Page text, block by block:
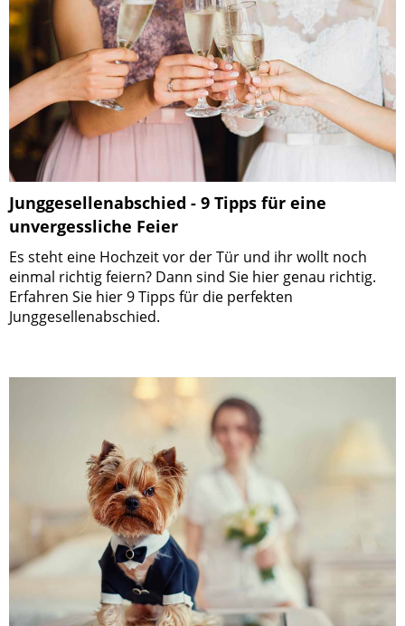
Junggesellenabschied - 9 Tipps für eine
unvergessliche Feier
Es steht eine Hochzeit vor der Tür und ihr wollt noch
einmal richtig feiern? Dann sind Sie hier genau richtig.
Erfahren Sie hier 9 Tipps für die perfekten
Junggesellenabschied.